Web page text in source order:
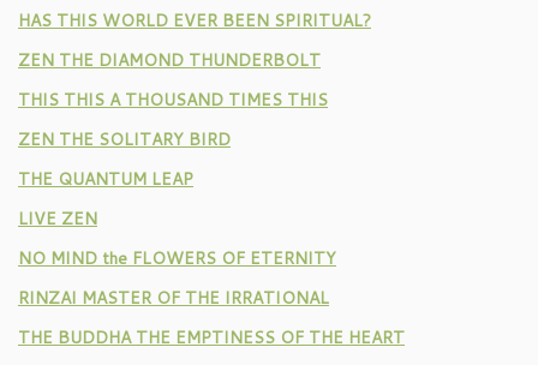
HAS THIS WORLD EVER BEEN SPIRITUAL?
ZEN THE DIAMOND THUNDERBOLT
THIS THIS A THOUSAND TIMES THIS
ZEN THE SOLITARY BIRD
THE QUANTUM LEAP
LIVE ZEN
NO MIND the FLOWERS OF ETERNITY
RINZAI MASTER OF THE IRRATIONAL
THE BUDDHA THE EMPTINESS OF THE HEART